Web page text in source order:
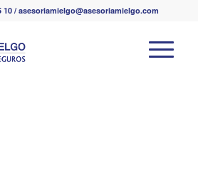
10 / asesoriamielgo@asesoriamielgo.com